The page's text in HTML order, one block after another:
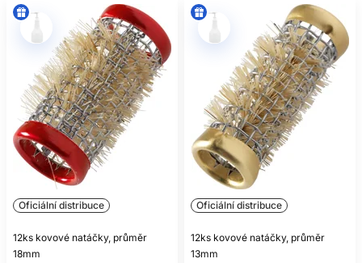
Oficiální distribuce
12ks kovové natáčky, průměr
18mm
Oficiální distribuce
12ks kovové natáčky, průměr
13mm